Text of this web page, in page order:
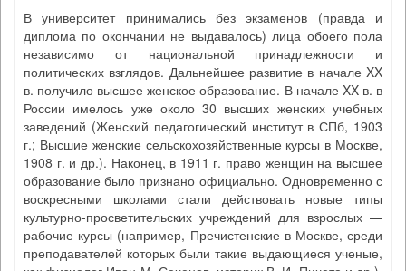
В университет принимались без экзаменов (правда и
диплома по окончании не выдавалось) лица обоего пола
независимо от национальной принадлежности и
политических взглядов. Дальнейшее развитие в начале XX
в. получило высшее женское образование. В начале XX в. в
России имелось уже около 30 высших женских учебных
заведений (Женский педагогический институт в СПб, 1903
г.; Высшие женские сельскохозяйственные курсы в Москве,
1908 г. и др.). Наконец, в 1911 г. право женщин на высшее
образование было признано официально. Одновременно с
воскресными школами стали действовать новые типы
культурно-просветительских учреждений для взрослых —
рабочие курсы (например, Пречистенские в Москве, среди
преподавателей которых были такие выдающиеся ученые,